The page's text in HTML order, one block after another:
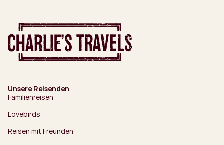
Unsere Reisenden
Familienreisen
Lovebirds
Reisen mit Freunden